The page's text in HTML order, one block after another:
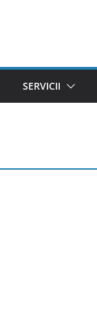
SERVICII